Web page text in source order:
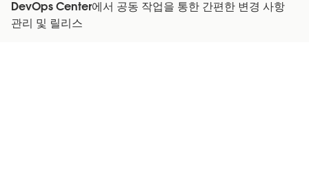
DevOps Center에서 공동 작업을 통한 간편한 변경 사항
관리 및 릴리스